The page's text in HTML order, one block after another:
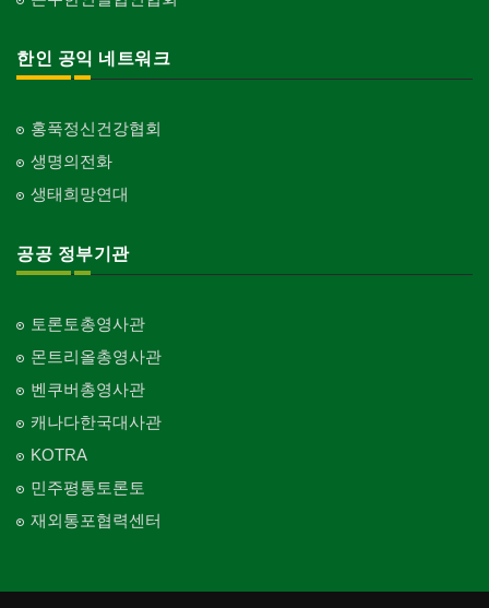
한인 공익 네트워크
홍푹정신건강협회
생명의전화
생태희망연대
공공 정부기관
토론토총영사관
몬트리올총영사관
벤쿠버총영사관
캐나다한국대사관
KOTRA
민주평통토론토
재외통포협력센터